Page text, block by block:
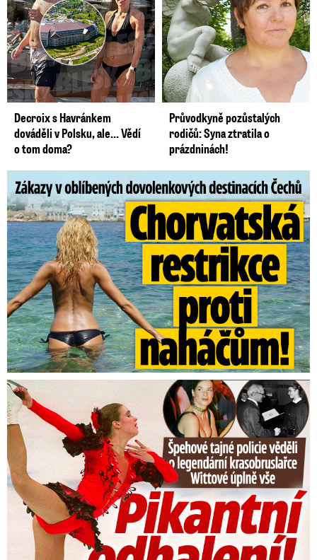
Decroix s Havránkem
dováděli v Polsku, ale… Vědí
o tom doma?
Průvodkyně pozůstalých
rodičů: Syna ztratila o
prázdninách!
Zákazy v dovolenkových rájích: Restrikce proti naháčům!
Tajná policie špehovala krasobruslařku Wittovou: Pikantní ...